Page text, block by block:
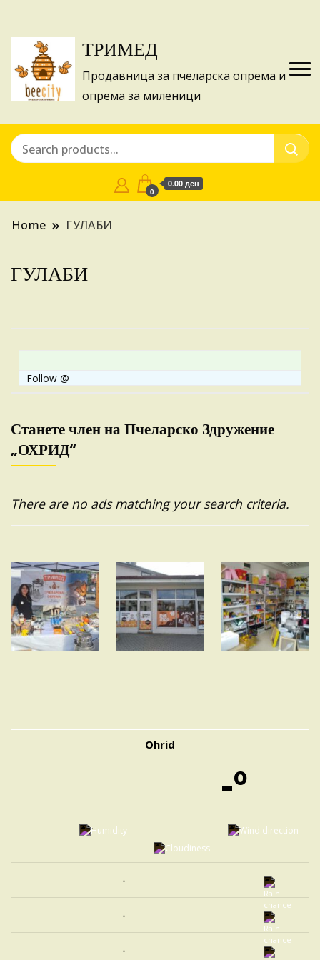
ТРИМЕД
Продавница за пчеларска опрема и
опрема за миленици
0
0.00 ден
Home ГУЛАБИ
ГУЛАБИ
Follow @
Станете член на Пчеларско Здружение
„ОХРИД“
There are no ads matching your search criteria.
Ohrid
-º
-
-
-
- - -
- - -
- - -